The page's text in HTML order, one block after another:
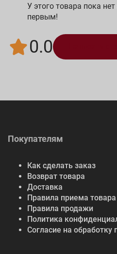
У этого товара пока
первым!
0.0
Покупателям
Как сделать заказ
Возврат товара
Доставка
Правила приема товара
Правила продажи
Политика
Согласие на